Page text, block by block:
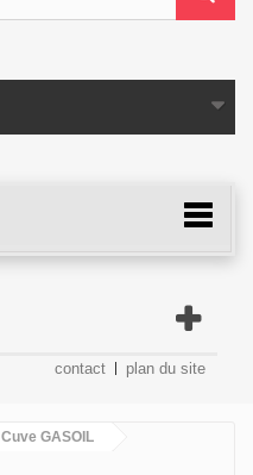
contact plan du site
Cuve GASOIL